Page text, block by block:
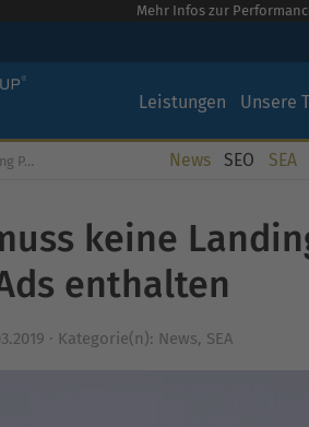
Mehr Infos zur
Leistungen Unsere
News SEO SEA
keine
enthalten
· Kategorie(n): News, SEA